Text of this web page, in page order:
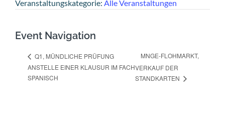
Veranstaltungskategorie: Alle Veranstaltungen
Event Navigation
Q1, MÜNDLICHE PRÜFUNG
ANSTELLE EINER KLAUSUR IM FACH
SPANISCH
MNGE-FLOHMARKT,
VERKAUF DER
STANDKARTEN